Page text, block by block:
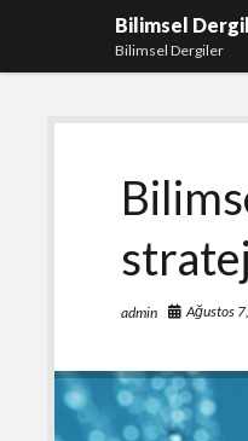
Bilimsel
Bilimsel Dergiler
Dergiler
admin Ağustos